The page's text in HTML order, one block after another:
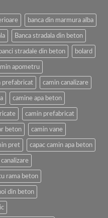
banca din marmura alba
Banca stradala din beton
banci stradale din beton bolard
apometru
prefabricat camin canalizare
camine apa beton
camin prefabricat
beton camin vane
pret capac camin apa beton
rama beton
din beton